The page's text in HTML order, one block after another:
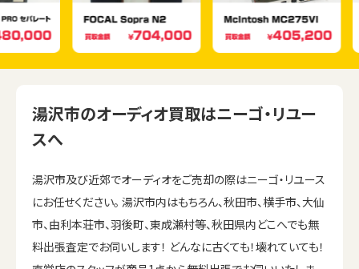
湯沢市のオーディオ買取はニーゴ・リユー
スへ
湯沢市及び近郊でオーディオをご売却の際はニーゴ・リユース
にお任せください。 湯沢市内はもちろん、秋田市、横手市、大仙
市、由利本荘市、羽後町、東成瀬村等、秋田県内どこへでも無
料出張査定でお伺いします！ どんなに古くても！壊れていても！